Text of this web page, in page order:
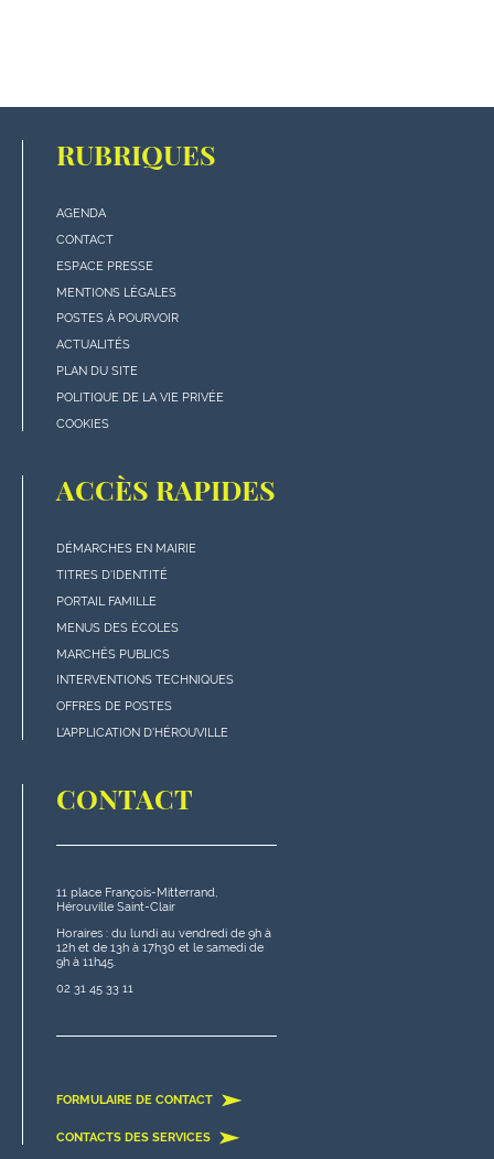
RUBRIQUES
Menu
"rubriques"
en
bas
de
page
AGENDA
CONTACT
ESPACE PRESSE
MENTIONS LÉGALES
POSTES À POURVOIR
ACTUALITÉS
PLAN DU SITE
POLITIQUE DE LA VIE PRIVÉE
COOKIES
ACCÈS RAPIDES
Menu
"Accès
rapides"
en
bas
de
page
DÉMARCHES EN MAIRIE
TITRES D'IDENTITÉ
PORTAIL FAMILLE
MENUS DES ÉCOLES
MARCHÉS PUBLICS
INTERVENTIONS TECHNIQUES
OFFRES DE POSTES
L'APPLICATION D'HÉROUVILLE
CONTACT
11 place François-Mitterrand,
Hérouville Saint-Clair
Horaires : du lundi au vendredi de 9h à
12h et de 13h à 17h30 et le samedi de
9h à 11h45.
02 31 45 33 11
FORMULAIRE DE CONTACT
CONTACTS DES SERVICES